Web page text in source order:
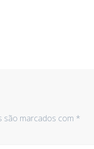
são marcados com *